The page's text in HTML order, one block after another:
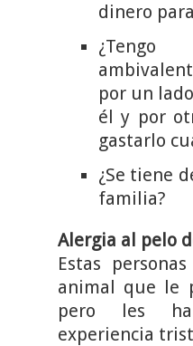
dinero
por un
él y por
gastarlo
¿Se tiene
familia?
Alergia al pelo
Estas
animal que le
pero les
experiencia